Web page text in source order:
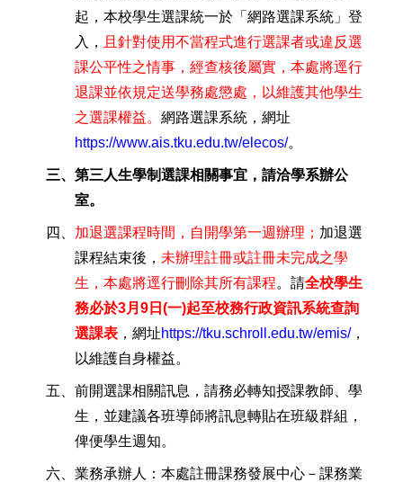
起，本校學生選課統一於「網路選課系統」登
入，
且針對使用不當程式進行選課者或違反選
課公平性之情事，經查核後屬實，本處將逕行
退課並依規定送學務處懲處，以維護其他學生
之選課權益。 網路選課系統，網址
https://www.ais.tku.edu.tw/elecos/。
三、第三人生學制選課相關事宜，請洽學系辦公
室。
四、 加退選課程時間，自開學第一週辦理； 加退選
課程結束後， 未辦理註冊或註冊未完成之學
生，本處將逕行刪除其所有課程。請全校學生
務必於3月 9 日 (一)起至校務行政資訊系統查詢
選課表 ，網址https://tku.schroll.edu.tw/emis/，
以維護自身權益。
五、前開選課相關訊息，請務必轉知授課教師、學
生，並建議各班導師將訊息轉貼在班級群組，
俾便學生週知。
六、業務承辦人：本處註冊課務發展中心－課務業